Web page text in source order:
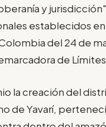
y
establecidos
del 24 de
de
la creación del
de Yavarí,